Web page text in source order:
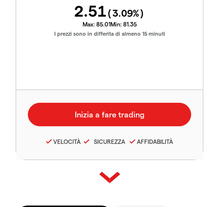
2.51(3.09%)
Max: 85.01Min: 81.35
I prezzi sono in differita di almeno 15 minuti
VELOCITÀ SICUREZZA AFFIDABILITÀ